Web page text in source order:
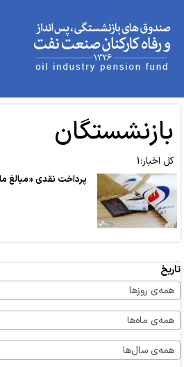
بازنشستگان
کل اخبار:1
پرداخت نقدی «مبالغ
تاریخ
همه‌ی روزها
همه‌ی ماه‌ها
همه‌ی سال‌ها